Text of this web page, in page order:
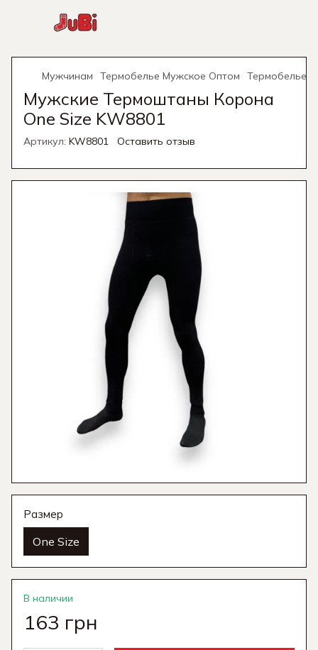
Мужчинам Термобелье Мужское Оптом Термобелье
Мужские Термоштаны Корона
One Size KW8801
Артикул: KW8801 Оставить отзыв
Размер
One Size
В наличии
163 грн